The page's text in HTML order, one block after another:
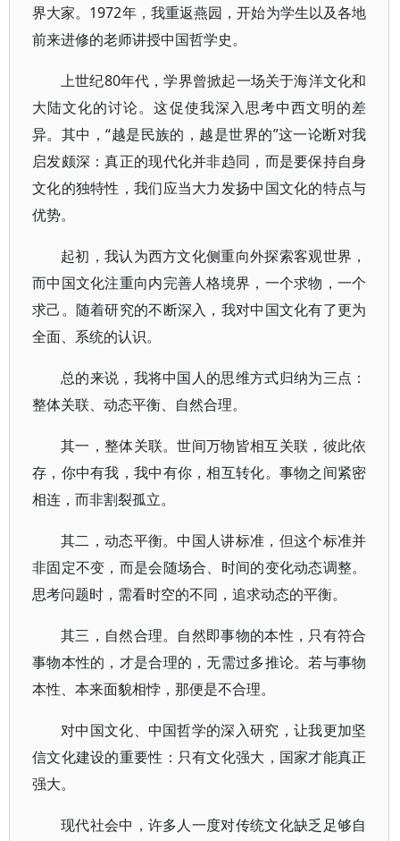
界大家。1972年，我重返燕园，开始为学生以及各地
前来进修的老师讲授中国哲学史。
上世纪80年代，学界曾掀起一场关于海洋文化和
大陆文化的讨论。这促使我深入思考中西文明的差
异。其中，“越是民族的，越是世界的”这一论断对我
启发颇深：真正的现代化并非趋同，而是要保持自身
文化的独特性，我们应当大力发扬中国文化的特点与
优势。
起初，我认为西方文化侧重向外探索客观世界，
而中国文化注重向内完善人格境界，一个求物，一个
求己。随着研究的不断深入，我对中国文化有了更为
全面、系统的认识。
总的来说，我将中国人的思维方式归纳为三点：
整体关联、动态平衡、自然合理。
其一，整体关联。世间万物皆相互关联，彼此依
存，你中有我，我中有你，相互转化。事物之间紧密
相连，而非割裂孤立。
其二，动态平衡。中国人讲标准，但这个标准并
非固定不变，而是会随场合、时间的变化动态调整。
思考问题时，需看时空的不同，追求动态的平衡。
其三，自然合理。自然即事物的本性，只有符合
事物本性的，才是合理的，无需过多推论。若与事物
本性、本来面貌相悖，那便是不合理。
对中国文化、中国哲学的深入研究，让我更加坚
信文化建设的重要性：只有文化强大，国家才能真正
强大。
现代社会中，许多人一度对传统文化缺乏足够自